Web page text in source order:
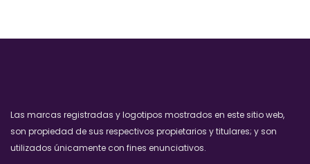
Las marcas registradas y logotipos mostrados en este sitio web,
son propiedad de sus respectivos propietarios y titulares; y son
utilizados únicamente con fines enunciativos.